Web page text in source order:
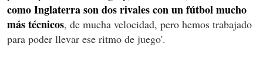
como Inglaterra son dos rivales con un fútbol mucho
más técnicos, de mucha velocidad, pero hemos trabajado
para poder llevar ese ritmo de juego'.